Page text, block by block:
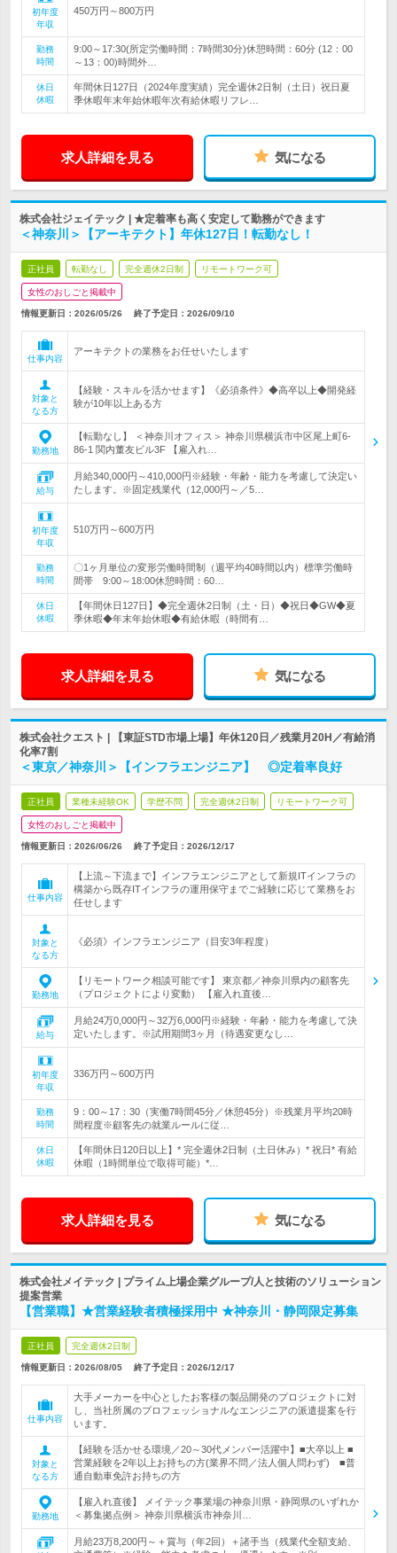
初年度
年収
450万円～800万円
勤務
時間
9:00～17:30(所定労働時間：7時間30分)休憩時間：60分 (12：00
～13：00)時間外…
休日
休暇
年間休日127日（2024年度実績）完全週休2日制（土日）祝日夏
季休暇年末年始休暇年次有給休暇リフレ…
求人詳細を見る 気になる
株式会社ジェイテック | ★定着率も高く安定して勤務ができます
＜神奈川＞【アーキテクト】年休127日！転勤なし！
正社員 転勤なし 完全週休2日制 リモートワーク可
女性のおしごと掲載中
情報更新日：2026/05/26 終了予定日： 2026/09/10
仕事内容
アーキテクトの業務をお任せいたします
対象と
なる方
【経験・スキルを活かせます】《必須条件》◆高卒以上◆開発経
験が10年以上ある方
勤務地
【転勤なし】 ＜神奈川オフィス＞ 神奈川県横浜市中区尾上町6-
86-1 関内董友ビル3F 【雇入れ…
給与
月給340,000円～410,000円※経験・年齢・能力を考慮して決定い
たします。※固定残業代（12,000円～／5…
初年度
年収
510万円～600万円
勤務
時間
〇1ヶ月単位の変形労働時間制（週平均40時間以内）標準労働時
間帯 9:00～18:00休憩時間：60…
休日
休暇
【年間休日127日】◆完全週休2日制（土・日）◆祝日◆GW◆夏
季休暇◆年末年始休暇◆有給休暇（時間有…
求人詳細を見る 気になる
株式会社クエスト | 【東証STD市場上場】年休120日／残業月20H／有給消
化率7割
＜東京／神奈川＞【インフラエンジニア】 ◎定着率良好
正社員 業種未経験OK 学歴不問 完全週休2日制 リモートワーク可
女性のおしごと掲載中
情報更新日：2026/06/26 終了予定日： 2026/12/17
仕事内容
【上流～下流まで】インフラエンジニアとして新規ITインフラの
構築から既存ITインフラの運用保守までご経験に応じて業務をお
任せします
対象と
なる方
《必須》インフラエンジニア（目安3年程度）
勤務地
【リモートワーク相談可能です】 東京都／神奈川県内の顧客先
（プロジェクトにより変動） 【雇入れ直後…
給与
月給24万0,000円～32万6,000円※経験・年齢・能力を考慮して決
定いたします。※試用期間3ヶ月（待遇変更なし…
初年度
年収
336万円～600万円
勤務
時間
9：00～17：30（実働7時間45分／休憩45分）※残業月平均20時
間程度※顧客先の就業ルールに従…
休日
休暇
【年間休日120日以上】* 完全週休2日制（土日休み）* 祝日* 有給
休暇（1時間単位で取得可能）*…
求人詳細を見る 気になる
株式会社メイテック | プライム上場企業グループ/人と技術のソリューション
提案営業
【営業職】★営業経験者積極採用中 ★神奈川・静岡限定募集
正社員 完全週休2日制
情報更新日：2026/08/05 終了予定日： 2026/12/17
仕事内容
大手メーカーを中心としたお客様の製品開発のプロジェクトに対
し、当社所属のプロフェッショナルなエンジニアの派遣提案を行
います。
対象と
なる方
【経験を活かせる環境／20～30代メンバー活躍中】■大卒以上 ■
営業経験を2年以上お持ちの方(業界不問／法人個人問わず) ■普
通自動車免許お持ちの方
勤務地
【雇入れ直後】 メイテック事業場の神奈川県・静岡県のいずれか
＜募集拠点例＞ 神奈川県横浜市神奈川…
月給23万8,200円～＋賞与（年2回）＋諸手当（残業代全額支給、